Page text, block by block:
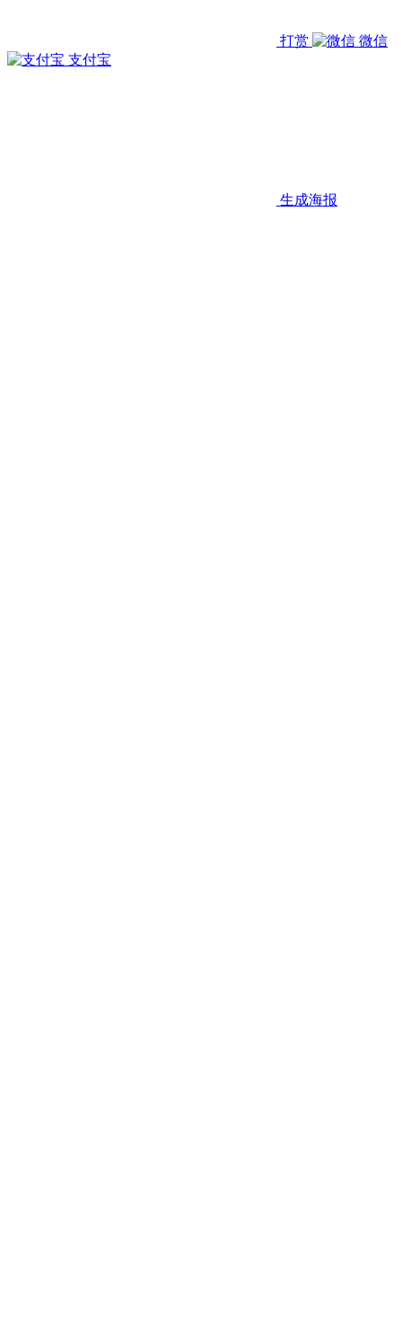
打赏
微信
支付宝
生成海报